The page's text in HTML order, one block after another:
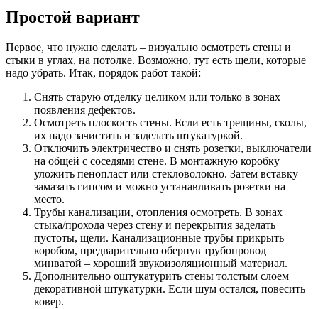
Простой вариант
Первое, что нужно сделать – визуально осмотреть стены и
стыки в углах, на потолке. Возможно, тут есть щели, которые
надо убрать. Итак, порядок работ такой:
Снять старую отделку целиком или только в зонах
появления дефектов.
Осмотреть плоскость стены. Если есть трещины, сколы,
их надо зачистить и заделать штукатуркой.
Отключить электричество и снять розетки, выключатели
на общей с соседями стене. В монтажную коробку
уложить пенопласт или стекловолокно. Затем вставку
замазать гипсом и можно устанавливать розетки на
место.
Трубы канализации, отопления осмотреть. В зонах
стыка/прохода через стену и перекрытия заделать
пустоты, щели. Канализационные трубы прикрыть
коробом, предварительно обернув трубопровод
минватой – хороший звукоизоляционный материал.
Дополнительно оштукатурить стены толстым слоем
декоративной штукатурки. Если шум остался, повесить
ковер.